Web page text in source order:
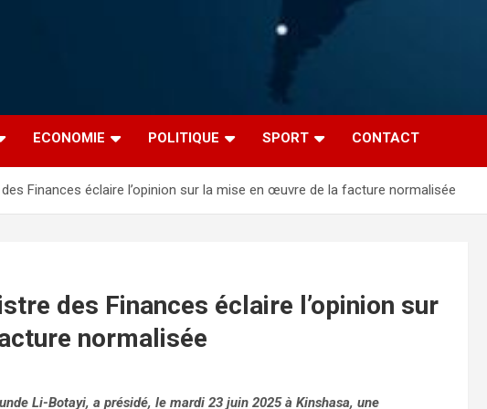
ECONOMIE POLITIQUE SPORT CONTACT
Finances éclaire l’opinion sur la mise en œuvre de la facture normalisée
des Finances éclaire l’opinion sur
normalisée
Li-Botayi, a présidé, le mardi 23 juin 2025 à Kinshasa, une